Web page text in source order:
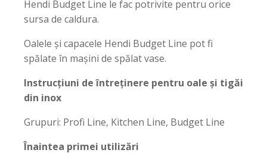
Hendi Budget Line le fac potrivite pentru orice
sursa de caldura.
Oalele și capacele Hendi Budget Line pot fi
spălate în mașini de spălat vase.
Instrucțiuni de întreținere pentru oale și tigăi
din inox
Grupuri: Profi Line, Kitchen Line, Budget Line
Înaintea primei utilizări